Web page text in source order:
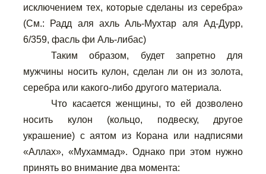
исключением тех, которые сделаны из серебра»
(См.: Радд аля ахль Аль-Мухтар аля Ад-Дурр,
6/359, фасль фи Аль-либас)
Таким образом, будет запретно для
мужчины носить кулон, сделан ли он из золота,
серебра или какого-либо другого материала.
Что касается женщины, то ей дозволено
носить кулон (кольцо, подвеску, другое
украшение) с аятом из Корана или надписями
«Аллах», «Мухаммад». Однако при этом нужно
принять во внимание два момента: